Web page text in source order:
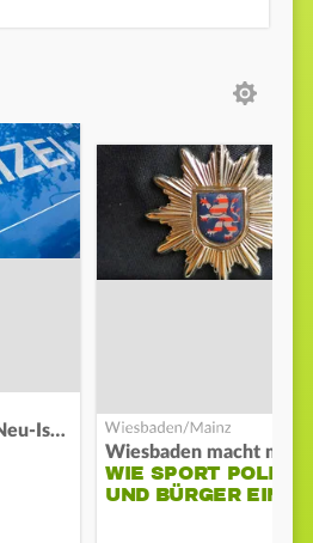
Auf Spielplatz in Neu-Isenburg
Wiesbaden macht mobil
WIE SPORT POLIZEI
UND BÜRGER EINT